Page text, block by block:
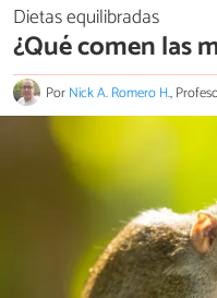
Dietas equilibradas
¿Qué comen las
PorNick A. Romero H.,